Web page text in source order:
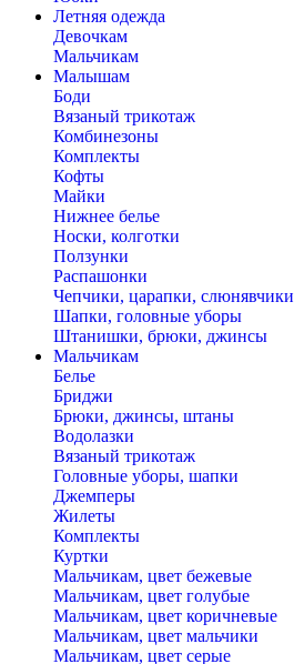
Летняя одежда
Девочкам
Мальчикам
Малышам
Боди
Вязаный трикотаж
Комбинезоны
Комплекты
Кофты
Майки
Нижнее белье
Носки, колготки
Ползунки
Распашонки
Чепчики, царапки, слюнявчики
Шапки, головные уборы
Штанишки, брюки, джинсы
Мальчикам
Белье
Бриджи
Брюки, джинсы, штаны
Водолазки
Вязаный трикотаж
Головные уборы, шапки
Джемперы
Жилеты
Комплекты
Куртки
Мальчикам, цвет бежевые
Мальчикам, цвет голубые
Мальчикам, цвет коричневые
Мальчикам, цвет мальчики
Мальчикам, цвет серые